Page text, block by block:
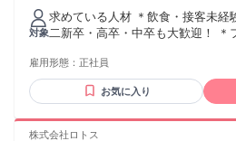
り 1ヶ月あたり6万1875円 〜 7万
月あたり45時間） 固定残業時間を
別途残業代を支給する 【一律手当】 全員に一律で支払われる
通勤・皆勤・家族手当金額：なし
いたします。 ＊昇給制度あり＞責
格で年収が80～100万円ほどアッ
対象
求めている人材 ＊飲食・接客未経
二新卒・高卒・中卒も大歓迎！ ＊
大歓迎！ ＊飲食店での実務経験者
＞実務経験者は給与など優遇あり
雇用形態： 正社員
お気に入り
株式会社ロトス